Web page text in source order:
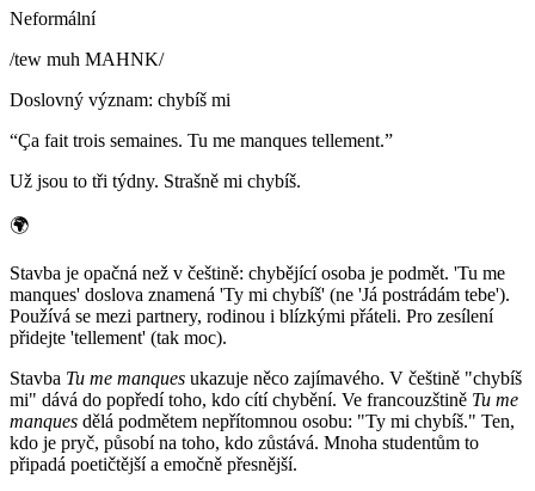
Neformální
/tew muh MAHNK/
Doslovný význam: chybíš mi
“Ça fait trois semaines. Tu me manques tellement.”
Už jsou to tři týdny. Strašně mi chybíš.
🌍
Stavba je opačná než v češtině: chybějící osoba je podmět. 'Tu me
manques' doslova znamená 'Ty mi chybíš' (ne 'Já postrádám tebe').
Používá se mezi partnery, rodinou i blízkými přáteli. Pro zesílení
přidejte 'tellement' (tak moc).
Stavba Tu me manques ukazuje něco zajímavého. V češtině "chybíš
mi" dává do popředí toho, kdo cítí chybění. Ve francouzštině Tu me
manques dělá podmětem nepřítomnou osobu: "Ty mi chybíš." Ten,
kdo je pryč, působí na toho, kdo zůstává. Mnoha studentům to
připadá poetičtější a emočně přesnější.